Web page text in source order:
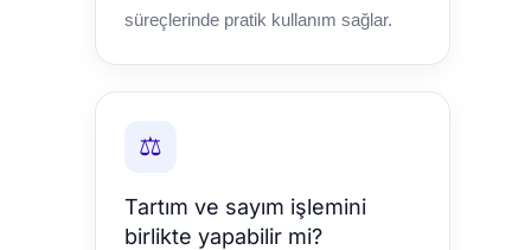
süreçlerinde pratik kullanım sağlar.
⚖️
Tartım ve sayım işlemini
birlikte yapabilir mi?